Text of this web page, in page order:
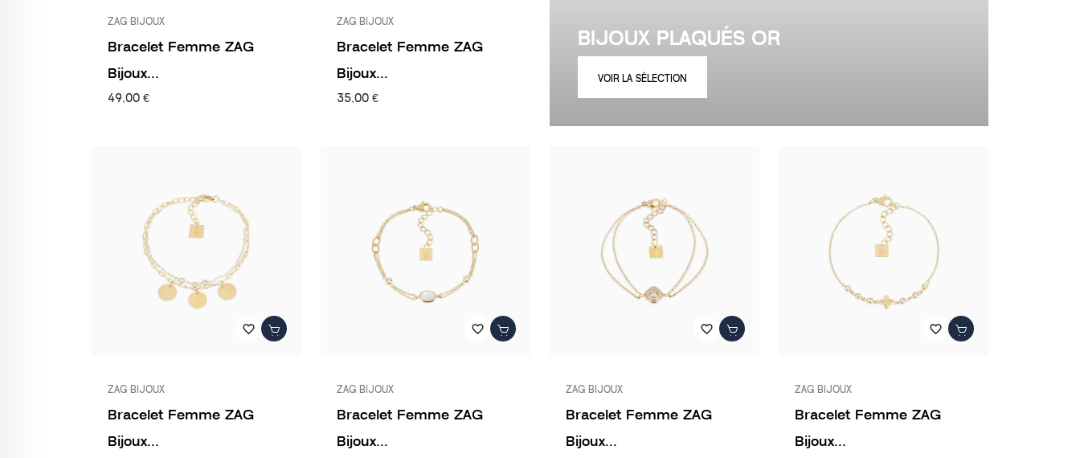
ZAG BIJOUX
Bracelet Femme ZAG
Bijoux...
49,00 €
ZAG BIJOUX
Bracelet Femme ZAG
Bijoux...
35,00 €
BIJOUX PLAQUÉS OR
VOIR LA SÉLECTION
favorite_border
ZAG BIJOUX
Bracelet Femme ZAG
Bijoux...
favorite_border
ZAG BIJOUX
Bracelet Femme ZAG
Bijoux...
favorite_border
ZAG BIJOUX
Bracelet Femme ZAG
Bijoux...
favorite_border
ZAG BIJOUX
Bracelet Femme ZAG
Bijoux...